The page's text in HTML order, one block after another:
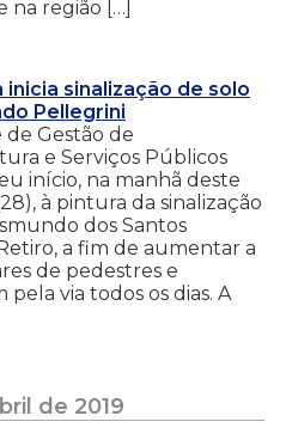
na região […]
inicia sinalização de solo
Pellegrini
de Gestão de
e Serviços Públicos
início, na manhã deste
à pintura da sinalização
dos Santos
a fim de aumentar a
de pedestres e
via todos os dias. A
de 2019